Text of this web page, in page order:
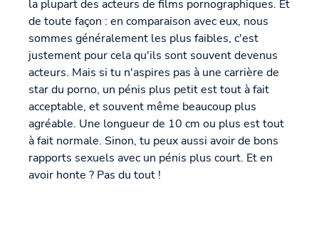
la plupart des acteurs de films pornographiques. Et
de toute façon : en comparaison avec eux, nous
sommes généralement les plus faibles, c'est
justement pour cela qu'ils sont souvent devenus
acteurs. Mais si tu n'aspires pas à une carrière de
star du porno, un pénis plus petit est tout à fait
acceptable, et souvent même beaucoup plus
agréable. Une longueur de 10 cm ou plus est tout
à fait normale. Sinon, tu peux aussi avoir de bons
rapports sexuels avec un pénis plus court. Et en
avoir honte ? Pas du tout !